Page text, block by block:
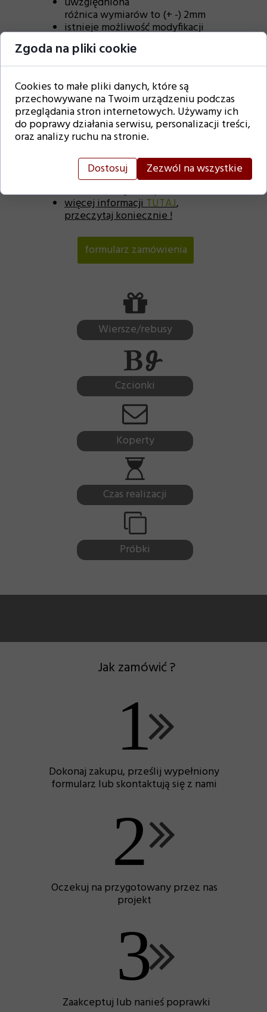
Zaakceptuj lub nanieś poprawki
3
Oczekuj na przygotowany przez nas
projekt
2
Dokonaj zakupu, prześlij wypełniony
formularz lub skontaktują się z nami
1
Jak zamówić ?
Czcionki
Wiersze/rebusy
Koperty
Próbki
Czas realizacji
formularz zamówienia
różnica wymiarów to (+ -) 2mm
istnieje możliwość modyfikacji
tekstu
nie ingerujemy w przesłaną listę
gości. Od Państwa zależy czy
nazwiska będą wypisane w formie
odmienionej
listę gości należy przesłać w
zwykłym programie tekstowym
(bez tabelek, numeracji) oraz w
pliku JPG z numeracją, jedno pod
drugim
wykonamy również zaproszenia z
wykropkowanym miejscem do
samodzielnego uzupełnienia
więcej informacjiTUTAJ,
przeczytaj koniecznie !
Zgoda na pliki cookie
Cookies to małe pliki danych, które są
przechowywane na Twoim urządzeniu podczas
przeglądania stron internetowych. Używamy ich
do poprawy działania serwisu, personalizacji treści,
oraz analizy ruchu na stronie.
Dostosuj
Zezwól na wszystkie